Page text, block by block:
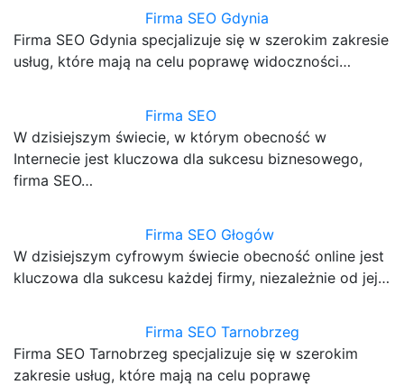
Firma SEO Gdynia
Firma SEO Gdynia specjalizuje się w szerokim zakresie
usług, które mają na celu poprawę widoczności…
Firma SEO
W dzisiejszym świecie, w którym obecność w
Internecie jest kluczowa dla sukcesu biznesowego,
firma SEO…
Firma SEO Głogów
W dzisiejszym cyfrowym świecie obecność online jest
kluczowa dla sukcesu każdej firmy, niezależnie od jej…
Firma SEO Tarnobrzeg
Firma SEO Tarnobrzeg specjalizuje się w szerokim
zakresie usług, które mają na celu poprawę